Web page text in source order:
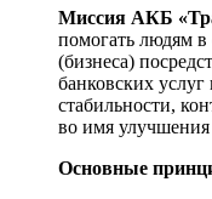
Миссия АКБ
помогать людям в
(бизнеса)
банковских услуг
стабильности,
во имя улучшения
Основные